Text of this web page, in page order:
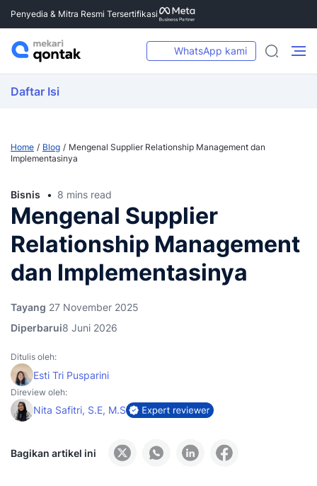
Penyedia & Mitra Resmi Tersertifikasi
WhatsApp kami
Daftar Isi
Home Blog
Mengenal Supplier Relationship Management dan
Implementasinya
Bisnis 8 mins read
Mengenal Supplier
Relationship Management
dan Implementasinya
Tayang 27 November 2025
Diperbarui8 Juni 2026
Ditulis oleh:
Esti Tri Pusparini
Direview oleh:
Nita Safitri, S.E, M.S
Bagikan artikel ini